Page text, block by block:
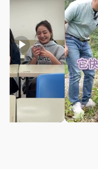
play_arrow